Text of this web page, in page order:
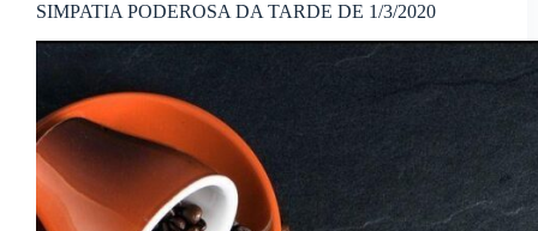
SIMPATIA PODEROSA DA TARDE DE 1/3/2020